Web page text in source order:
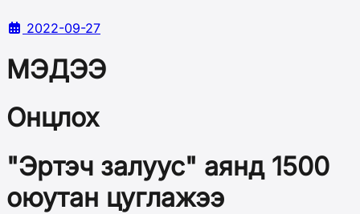
2022-09-27
МЭДЭЭ
Онцлох
"Эртэч залуус" аянд 1500
оюутан цуглажээ